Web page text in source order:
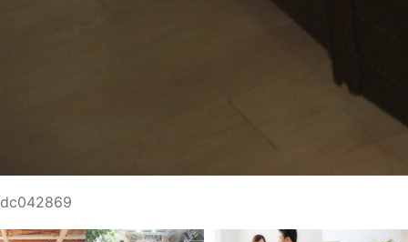
dc042869